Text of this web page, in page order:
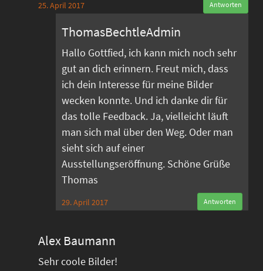
25. April 2017 Antworten
ThomasBechtleAdmin
Hallo Gottfied, ich kann mich noch sehr
gut an dich erinnern. Freut mich, dass
ich dein Interesse für meine Bilder
wecken konnte. Und ich danke dir für
das tolle Feedback. Ja, vielleicht läuft
man sich mal über den Weg. Oder man
sieht sich auf einer
Ausstellungseröffnung. Schöne Grüße
Thomas
29. April 2017 Antworten
Alex Baumann
Sehr coole Bilder!